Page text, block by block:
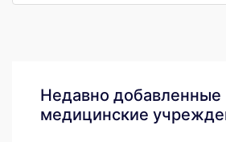
Недавно добавленные
медицинские